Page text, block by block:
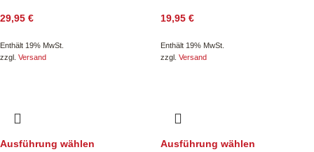
29,95 €
Enthält 19% MwSt.
zzgl. Versand
19,95 €
Enthält 19% MwSt.
zzgl. Versand
Ausführung wählen Ausführung wählen